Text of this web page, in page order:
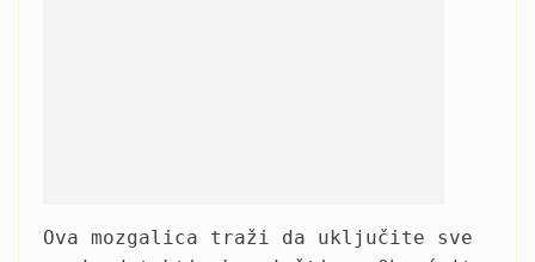
Ova mozgalica traži da uključite sve